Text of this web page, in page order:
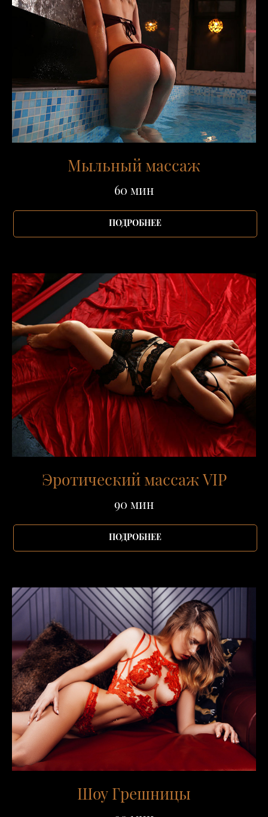
Мыльный массаж
60 мин
ПОДРОБНЕЕ
Эротический массаж VIP
90 мин
ПОДРОБНЕЕ
Шоу Грешницы